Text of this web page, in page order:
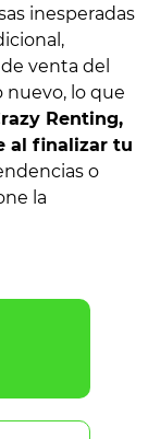
inesperadas
venta del
lo que
Renting,
al finalizar tu
o
la